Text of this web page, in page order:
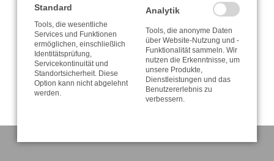
Ihr Team vom A. & R. Adam, Verlag
+Agentur
Standard
Tools, die wesentliche
Services und Funktionen
ermöglichen, einschließlich
Identitätsprüfung,
Servicekontinuität und
Standortsicherheit. Diese
Option kann nicht abgelehnt
werden.
Analytik
Tools, die anonyme Daten
über Website-Nutzung und -
Funktionalität sammeln. Wir
nutzen die Erkenntnisse, um
unsere Produkte,
Dienstleistungen und das
Benutzererlebnis zu
verbessern.